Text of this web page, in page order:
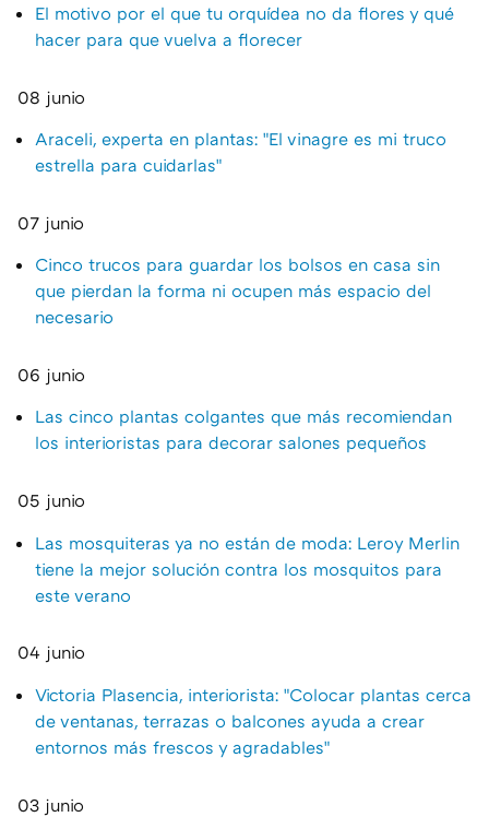
El motivo por el que tu orquídea no da flores y qué
hacer para que vuelva a florecer
08 junio
Araceli, experta en plantas: "El vinagre es mi truco
estrella para cuidarlas"
07 junio
Cinco trucos para guardar los bolsos en casa sin
que pierdan la forma ni ocupen más espacio del
necesario
06 junio
Las cinco plantas colgantes que más recomiendan
los interioristas para decorar salones pequeños
05 junio
Las mosquiteras ya no están de moda: Leroy Merlin
tiene la mejor solución contra los mosquitos para
este verano
04 junio
Victoria Plasencia, interiorista: "Colocar plantas cerca
de ventanas, terrazas o balcones ayuda a crear
entornos más frescos y agradables"
03 junio